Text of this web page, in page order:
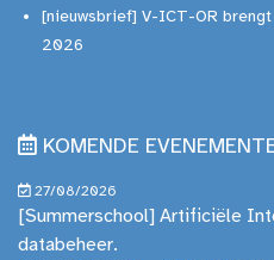
[nieuwsbrief] V-ICT-OR
2026
KOMENDE
27/08/2026
[Summerschool] Artificiële
databeheer.